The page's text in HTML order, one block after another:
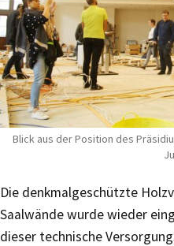
Blick aus der Position des
Die denkmalgeschützte
Saalwände wurde wieder
dieser technische